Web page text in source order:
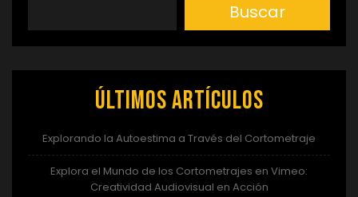
Buscar
Últimos artículos
Explorando la Autoestima a Través del Cortometraje
Explora el Mundo de los Cortometrajes en Vimeo:
Creatividad Audiovisual en Acción